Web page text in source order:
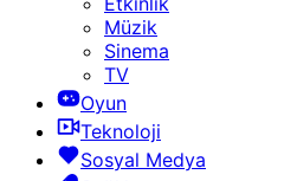
Müzik
Sinema
TV
Oyun
Teknoloji
Sosyal Medya